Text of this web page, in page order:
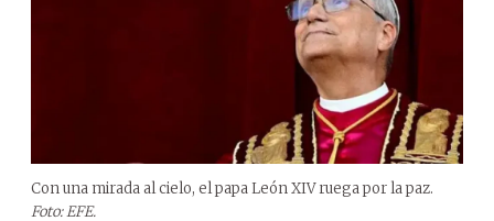
Con una mirada al cielo, el papa León XIV ruega por la paz.
Foto: EFE.